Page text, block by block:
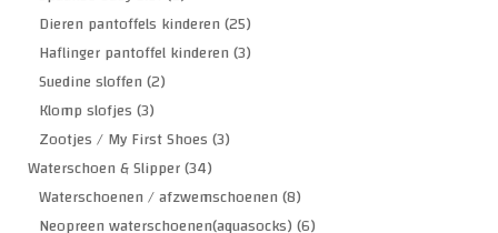
Dieren pantoffels kinderen(25)
Haflinger pantoffel kinderen(3)
Suedine sloffen(2)
Klomp slofjes(3)
Zootjes / My First Shoes(3)
Waterschoen & Slipper(34)
Waterschoenen / afzwemschoenen(8)
Neopreen waterschoenen(aquasocks)(6)